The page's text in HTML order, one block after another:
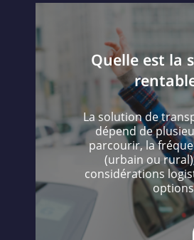
Quelle est la
La solution de
dépend de
parcourir, la
(urbain ou
considérations